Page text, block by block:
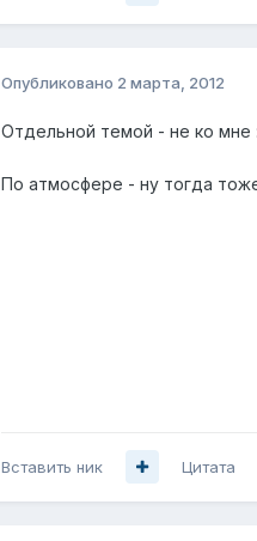
Опубликовано 2 марта, 2012
Отдельной темой - не ко мне
По атмосфере - ну тогда
Вставить ник Цитата